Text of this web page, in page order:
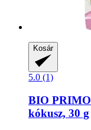
Kosár
5.0 (1)
BIO PRIMO
kókusz, 30 g